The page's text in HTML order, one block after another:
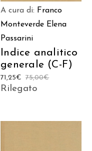
A cura di: Franco
Monteverde Elena
Passarini
Indice analitico
generale (C-F)
75,00€
71,25€
Rilegato